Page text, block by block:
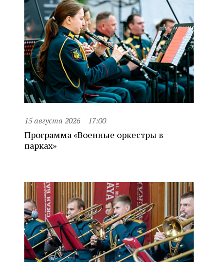
15 августа 2026 17:00
Программа «Военные оркестры в
парках»